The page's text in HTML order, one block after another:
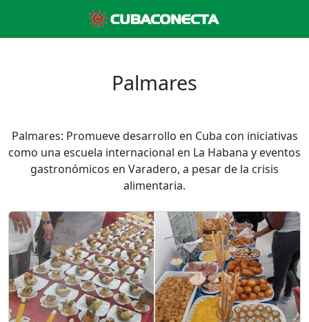
Palmares
Palmares: Promueve desarrollo en Cuba con iniciativas
como una escuela internacional en La Habana y eventos
gastronómicos en Varadero, a pesar de la crisis
alimentaria.